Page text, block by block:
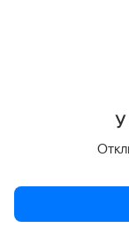
за различных
Национальное
дорожного
Недочеты
с
У